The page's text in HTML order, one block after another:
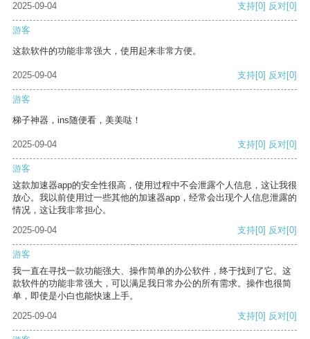
2025-09-04 支持[0] 反对[0]
游客
这款软件的功能非常强大，使用起来非常方便。
2025-09-04 支持[0] 反对[0]
游客
梯子神器，ins随便看，美美哒！
2025-09-04 支持[0] 反对[0]
游客
这款加速器app的安全性很高，使用过程中不会泄露个人信息，这让我很
放心。我以前使用过一些其他的加速器app，经常会出现个人信息泄露的
情况，这让我非常担心。
2025-09-04
支持[0] 反对[0]
游客
我一直在寻找一款功能强大、操作简单的办公软件，终于找到了它。这
款软件的功能非常强大，可以满足我日常办公的所有需求。操作也很简
单，即使是小白也能快速上手。
2025-09-04
支持[0] 反对[0]